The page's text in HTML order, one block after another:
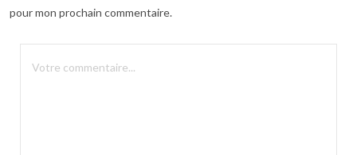
pour mon prochain commentaire.